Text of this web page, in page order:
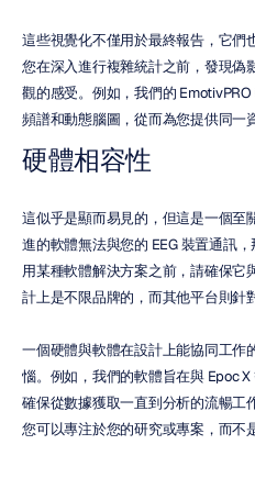
這些視覺化不僅用於最終報告，它們
您在深入進行複雜統計之前，發現偽
觀的感受。例如，我們的 EmotivPRO
頻譜和動態腦圖，從而為您提供同一
硬體相容性
這似乎是顯而易見的，但這是一個至
進的軟體無法與您的 EEG 裝置通訊
用某種軟體解決方案之前，請確保它
計上是不限品牌的，而其他平台則針
一個硬體與軟體在設計上能協同工作
惱。例如，我們的軟體旨在與 Epoc
確保從數據獲取一直到分析的流暢工
您可以專注於您的研究或專案，而不